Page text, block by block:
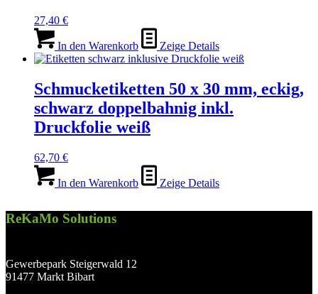
27,40 €
In den Warenkorb Zeige Details
Schmucketiketten 50 x 30 mm, eckig,
schwarz doppelbahnig inkl.
Druckfolie weiß
62,70 €
In den Warenkorb Zeige Details
ReKaMo Solutions
Gewerbepark Steigerwald 12
91477 Markt Bibart